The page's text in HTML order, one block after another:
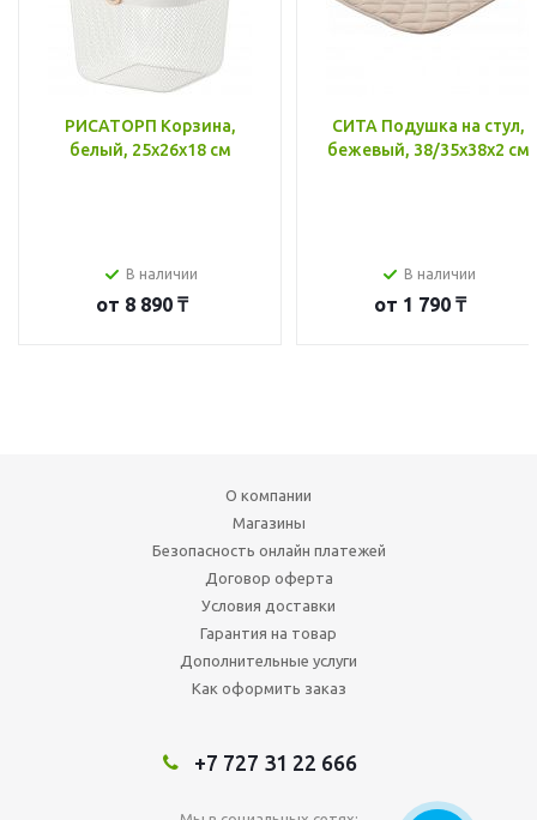
РИСАТОРП Корзина,
белый, 25x26x18 см
В наличии
от 8 890 ₸
СИТА Подушка на стул,
бежевый, 38/35x38x2 см
В наличии
от 1 790 ₸
О компании
Магазины
Безопасность онлайн платежей
Договор оферта
Условия доставки
Гарантия на товар
Дополнительные услуги
Как оформить заказ
+7 727 31 22 666